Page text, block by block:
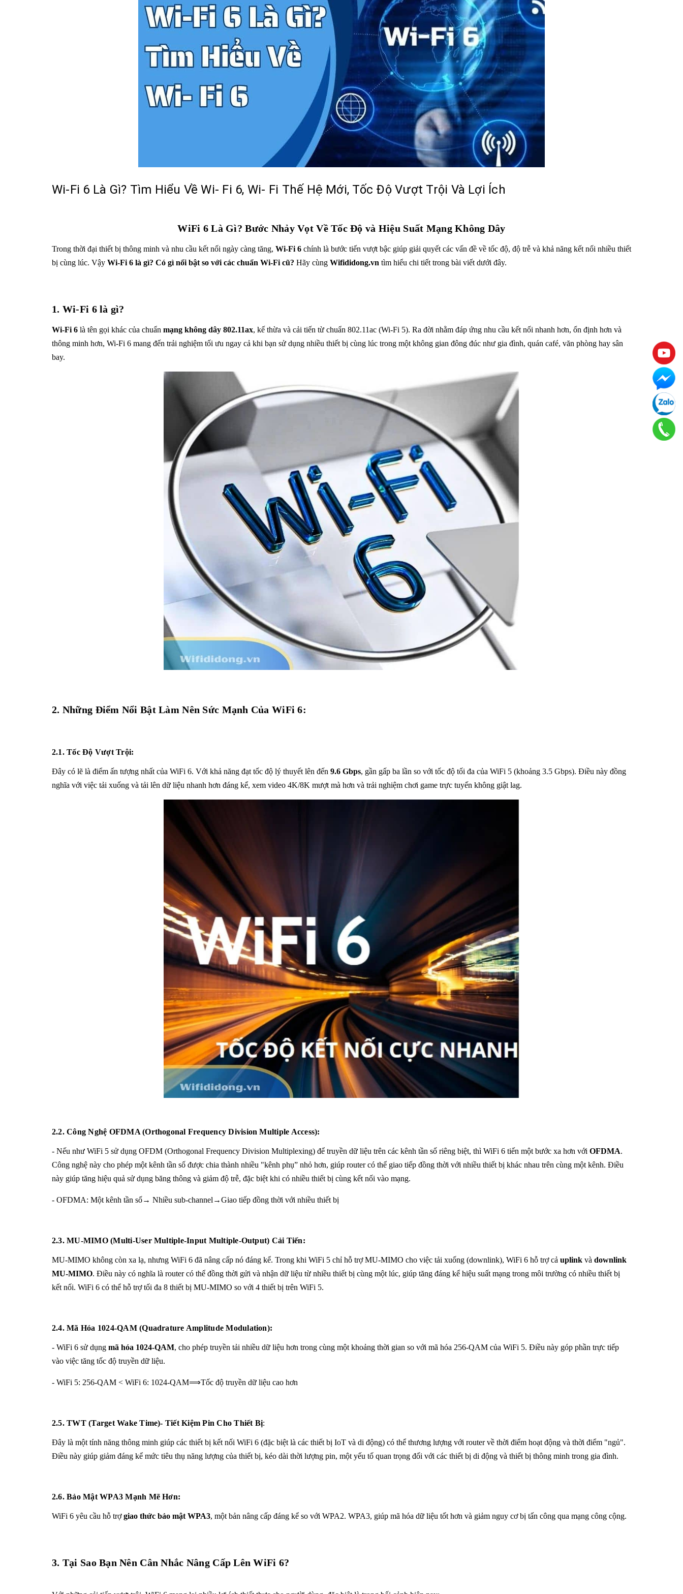
Wi-Fi 6 Là Gì? Tìm Hiểu Về Wi- Fi 6, Wi- Fi Thế Hệ Mới, Tốc Độ Vượt Trội Và Lợi Ích
WiFi 6 Là Gì? Bước Nhảy Vọt Về Tốc Độ và Hiệu Suất Mạng Không Dây
Trong thời đại thiết bị thông minh và nhu cầu kết nối ngày càng tăng, Wi-Fi 6 chính là bước tiến vượt bậc giúp giải quyết các vấn đề về tốc độ, độ trễ và khả năng kết nối nhiều thiết
bị cùng lúc. Vậy Wi-Fi 6 là gì? Có gì nổi bật so với các chuẩn Wi-Fi cũ? Hãy cùng Wifididong.vn tìm hiểu chi tiết trong bài viết dưới đây.
1. Wi-Fi 6 là gì?
Wi-Fi 6 là tên gọi khác của chuẩn mạng không dây 802.11ax, kế thừa và cải tiến từ chuẩn 802.11ac (Wi-Fi 5). Ra đời nhằm đáp ứng nhu cầu kết nối nhanh hơn, ổn định hơn và
thông minh hơn, Wi-Fi 6 mang đến trải nghiệm tối ưu ngay cả khi bạn sử dụng nhiều thiết bị cùng lúc trong một không gian đông đúc như gia đình, quán café, văn phòng hay sân
bay.
2. Những Điểm Nổi Bật Làm Nên Sức Mạnh Của WiFi 6:
2.1. Tốc Độ Vượt Trội:
Đây có lẽ là điểm ấn tượng nhất của WiFi 6. Với khả năng đạt tốc độ lý thuyết lên đến 9.6 Gbps, gần gấp ba lần so với tốc độ tối đa của WiFi 5 (khoảng 3.5 Gbps). Điều này đồng
nghĩa với việc tải xuống và tải lên dữ liệu nhanh hơn đáng kể, xem video 4K/8K mượt mà hơn và trải nghiệm chơi game trực tuyến không giật lag.
2.2. Công Nghệ OFDMA (Orthogonal Frequency Division Multiple Access):
- Nếu như WiFi 5 sử dụng OFDM (Orthogonal Frequency Division Multiplexing) để truyền dữ liệu trên các kênh tần số riêng biệt, thì WiFi 6 tiến một bước xa hơn với OFDMA.
Công nghệ này cho phép một kênh tần số được chia thành nhiều "kênh phụ” nhỏ hơn, giúp router có thể giao tiếp đồng thời với nhiều thiết bị khác nhau trên cùng một kênh. Điều
này giúp tăng hiệu quả sử dụng băng thông và giảm độ trễ, đặc biệt khi có nhiều thiết bị cùng kết nối vào mạng.
- OFDMA: Một kênh tần số→ Nhiều sub-channel→Giao tiếp đồng thời với nhiều thiết bị
2.3. MU-MIMO (Multi-User Multiple-Input Multiple-Output) Cải Tiến:
MU-MIMO không còn xa lạ, nhưng WiFi 6 đã nâng cấp nó đáng kể. Trong khi WiFi 5 chỉ hỗ trợ MU-MIMO cho việc tải xuống (downlink), WiFi 6 hỗ trợ cả uplink và downlink
MU-MIMO. Điều này có nghĩa là router có thể đồng thời gửi và nhận dữ liệu từ nhiều thiết bị cùng một lúc, giúp tăng đáng kể hiệu suất mạng trong môi trường có nhiều thiết bị
kết nối. WiFi 6 có thể hỗ trợ tối đa 8 thiết bị MU-MIMO so với 4 thiết bị trên WiFi 5.
2.4. Mã Hóa 1024-QAM (Quadrature Amplitude Modulation):
- WiFi 6 sử dụng mã hóa 1024-QAM, cho phép truyền tải nhiều dữ liệu hơn trong cùng một khoảng thời gian so với mã hóa 256-QAM của WiFi 5. Điều này góp phần trực tiếp
vào việc tăng tốc độ truyền dữ liệu.
- WiFi 5: 256-QAM < WiFi 6: 1024-QAM⟹Tốc độ truyền dữ liệu cao hơn
2.5. TWT (Target Wake Time)- Tiết Kiệm Pin Cho Thiết Bị:
Đây là một tính năng thông minh giúp các thiết bị kết nối WiFi 6 (đặc biệt là các thiết bị IoT và di động) có thể thương lượng với router về thời điểm hoạt động và thời điểm "ngủ".
Điều này giúp giảm đáng kể mức tiêu thụ năng lượng của thiết bị, kéo dài thời lượng pin, một yếu tố quan trọng đối với các thiết bị di động và thiết bị thông minh trong gia đình.
2.6. Bảo Mật WPA3 Mạnh Mẽ Hơn:
WiFi 6 yêu cầu hỗ trợgiao thức bảo mật WPA3, một bản nâng cấp đáng kể so với WPA2. WPA3, giúp mã hóa dữ liệu tốt hơn và giảm nguy cơ bị tấn công qua mạng công cộng.
3. Tại Sao Bạn Nên Cân Nhắc Nâng Cấp Lên WiFi 6?